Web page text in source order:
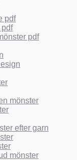
pdf
pdf
mönster
efter garn
mönster